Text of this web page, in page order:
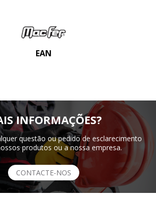
EAN
INFORMAÇÕES?
questão ou pedido de esclarecimento
produtos ou a nossa empresa.
CONTACTE-NOS